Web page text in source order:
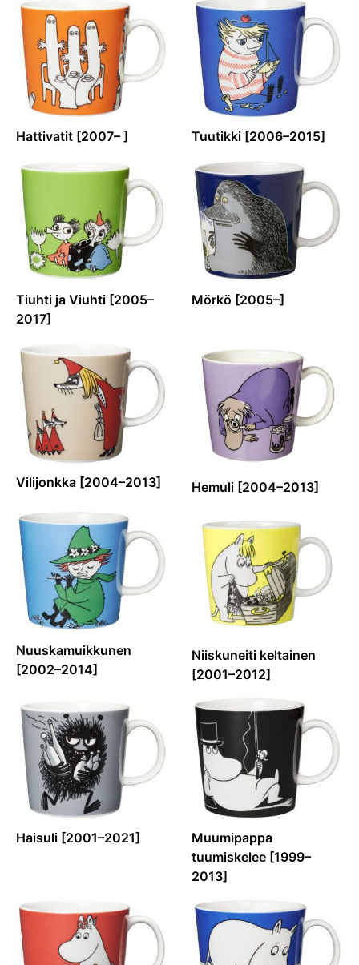
Hattivatit [2007– ] Tuutikki [2006–2015]
Tiuhti ja Viuhti [2005–
2017]
Mörkö [2005–]
Vilijonkka [2004–2013] Hemuli [2004–2013]
Nuuskamuikkunen
[2002–2014]
Niiskuneiti keltainen
[2001–2012]
Haisuli [2001–2021]
Muumipappa
tuumiskelee [1999–
2013]